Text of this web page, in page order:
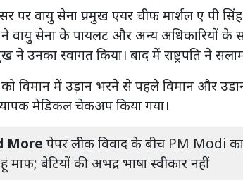
पर वायु सेना प्रमुख एयर चीफ मार्शल ए पी
ने वायु सेना के पायलट और अन्य अधिकारियों के
ने उनका स्वागत किया। बाद में राष्ट्रपति ने
को विमान में उड़ान भरने से पहले विमान और
मेडिकल चेकअप किया गया।
More पेपर लीक विवाद के बीच PM Modi
माफ; बेटियों की अभद्र भाषा स्वीकार नहीं